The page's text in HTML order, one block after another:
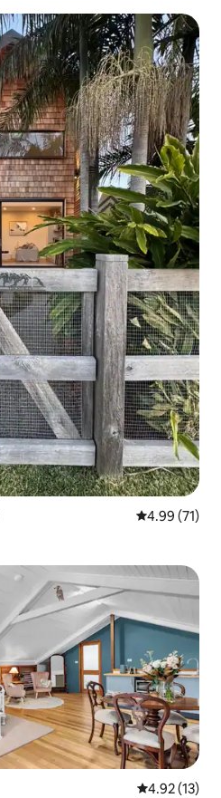
レビュー71
4.99 (71)
レビュー13
4.92 (13)